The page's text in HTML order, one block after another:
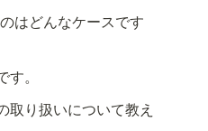
はどんなケースです
。
取り扱いについて教え